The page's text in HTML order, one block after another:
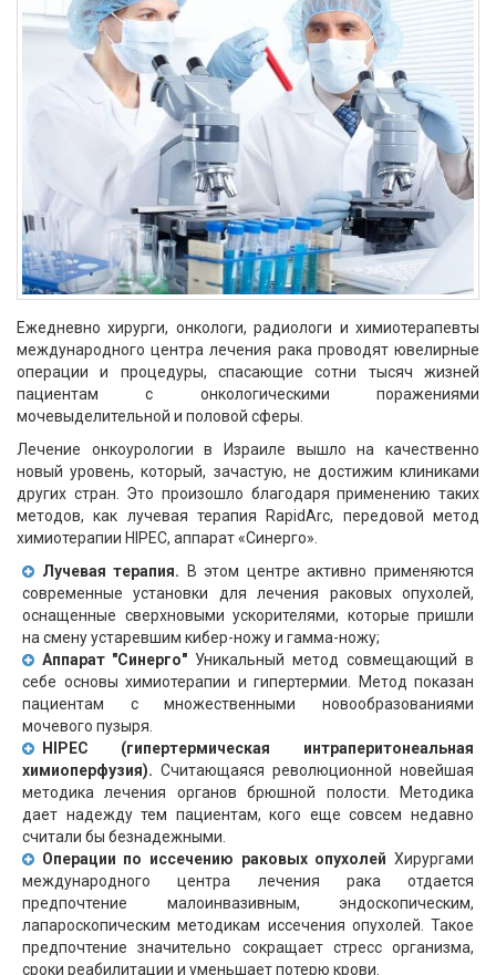
Ежедневно хирурги, онкологи, радиологи и химиотерапевты
международного центра лечения рака проводят ювелирные
операции и процедуры, спасающие сотни тысяч жизней
пациентам с онкологическими поражениями
мочевыделительной и половой сферы.
Лечение онкоурологии в Израиле вышло на качественно
новый уровень, который, зачастую, не достижим клиниками
других стран. Это произошло благодаря применению таких
методов, как лучевая терапия RapidArc, передовой метод
химиотерапии HIPEC, аппарат «Синерго».
Лучевая терапия. В этом центре активно применяются
современные установки для лечения раковых опухолей,
оснащенные сверхновыми ускорителями, которые пришли
на смену устаревшим кибер-ножу и гамма-ножу;
Аппарат "Синерго" Уникальный метод совмещающий в
себе основы химиотерапии и гипертермии. Метод показан
пациентам с множественными новообразованиями
мочевого пузыря.
HIPEC (гипертермическая интраперитонеальная
химиоперфузия). Считающаяся революционной новейшая
методика лечения органов брюшной полости. Методика
дает надежду тем пациентам, кого еще совсем недавно
считали бы безнадежными.
Операции по иссечению раковых опухолей Хирургами
международного центра лечения рака отдается
предпочтение малоинвазивным, эндоскопическим,
лапароскопическим методикам иссечения опухолей. Такое
предпочтение значительно сокращает стресс организма,
сроки реабилитации и уменьшает потерю крови.